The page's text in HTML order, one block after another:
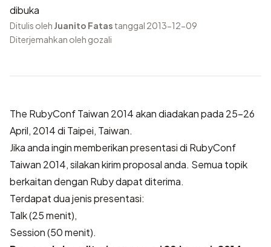
dibuka
Ditulis oleh Juanito Fatas tanggal 2013-12-09
Diterjemahkan oleh gozali
The RubyConf Taiwan 2014 akan diadakan pada 25-26
April, 2014 di Taipei, Taiwan.
Jika anda ingin memberikan presentasi di RubyConf
Taiwan 2014, silakan kirim proposal anda. Semua topik
berkaitan dengan Ruby dapat diterima.
Terdapat dua jenis presentasi:
Talk (25 menit),
Session (50 menit).